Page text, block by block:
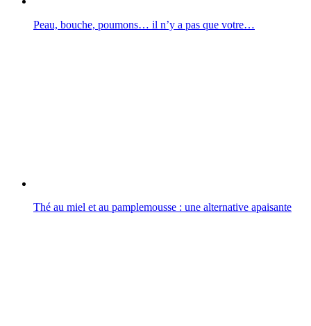
Peau, bouche, poumons… il n’y a pas que votre…
Thé au miel et au pamplemousse : une alternative apaisante